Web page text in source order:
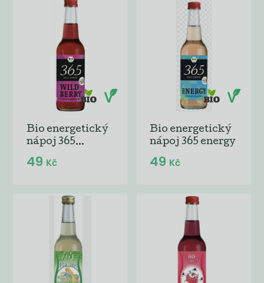
Bio energetický
nápoj 365...
49 Kč
Bio energetický
nápoj 365 energy
49 Kč